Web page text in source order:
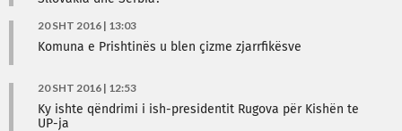
20 SHT 2016 | 13:03
Komuna e Prishtinës u blen çizme zjarrfikësve
20 SHT 2016 | 12:53
Ky ishte qëndrimi i ish-presidentit Rugova për Kishën te
UP-ja